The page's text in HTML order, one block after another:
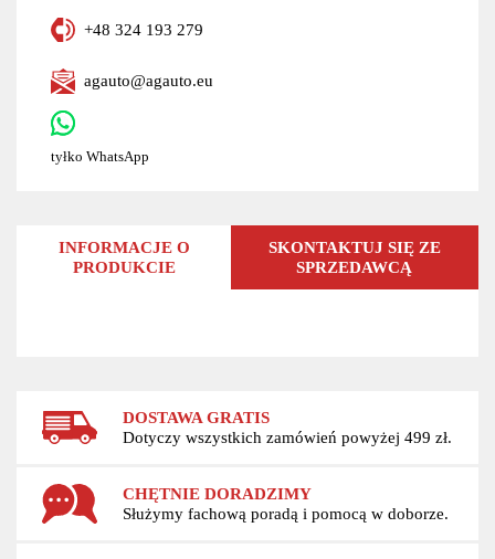
+48 324 193 279
agauto@agauto.eu
tyłko WhatsApp
INFORMACJE O
PRODUKCIE
SKONTAKTUJ SIĘ ZE
SPRZEDAWCĄ
DOSTAWA GRATIS
Dotyczy wszystkich zamówień powyżej 499 zł.
CHĘTNIE DORADZIMY
Służymy fachową poradą i pomocą w doborze.